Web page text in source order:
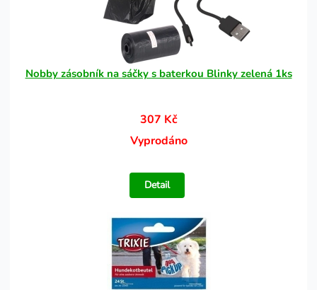
Nobby zásobník na sáčky s baterkou Blinky zelená 1ks
307 Kč
Vyprodáno
Detail